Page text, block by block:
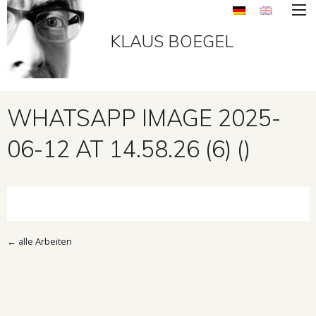
KLAUS BOEGEL
WHATSAPP IMAGE 2025-
06-12 AT 14.58.26 (6) ()
← alle Arbeiten